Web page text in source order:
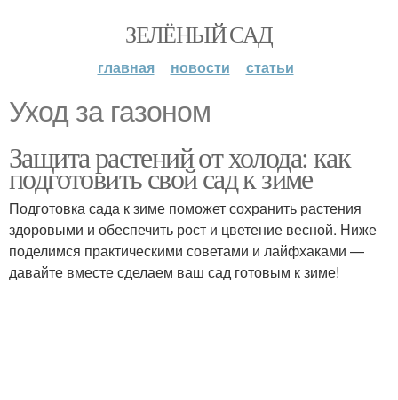
ЗЕЛЁНЫЙ САД
главная новости статьи
Уход за газоном
Защита растений от холода: как
подготовить свой сад к зиме
Подготовка сада к зиме поможет сохранить растения
здоровыми и обеспечить рост и цветение весной. Ниже
поделимся практическими советами и лайфхаками —
давайте вместе сделаем ваш сад готовым к зиме!